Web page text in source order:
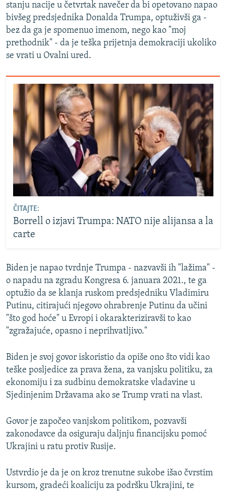
stanju nacije u četvrtak navečer da bi opetovano napao
bivšeg predsjednika Donalda Trumpa, optuživši ga -
bez da ga je spomenuo imenom, nego kao "moj
prethodnik" - da je teška prijetnja demokraciji ukoliko
se vrati u Ovalni ured.
ČITAJTE:
Borrell o izjavi Trumpa: NATO nije alijansa a la
carte
Biden je napao tvrdnje Trumpa - nazvavši ih "lažima" -
o napadu na zgradu Kongresa 6. januara 2021., te ga
optužio da se klanja ruskom predsjedniku Vladimiru
Putinu, citirajući njegovo ohrabrenje Putinu da učini
"što god hoće" u Evropi i okarakteriziravši to kao
"zgražajuće, opasno i neprihvatljivo."
Biden je svoj govor iskoristio da opiše ono što vidi kao
teške posljedice za prava žena, za vanjsku politiku, za
ekonomiju i za sudbinu demokratske vladavine u
Sjedinjenim Državama ako se Trump vrati na vlast.
Govor je započeo vanjskom politikom, pozvavši
zakonodavce da osiguraju daljnju financijsku pomoć
Ukrajini u ratu protiv Rusije.
Ustvrdio je da je on kroz trenutne sukobe išao čvrstim
kursom, gradeći koaliciju za podršku Ukrajini, te